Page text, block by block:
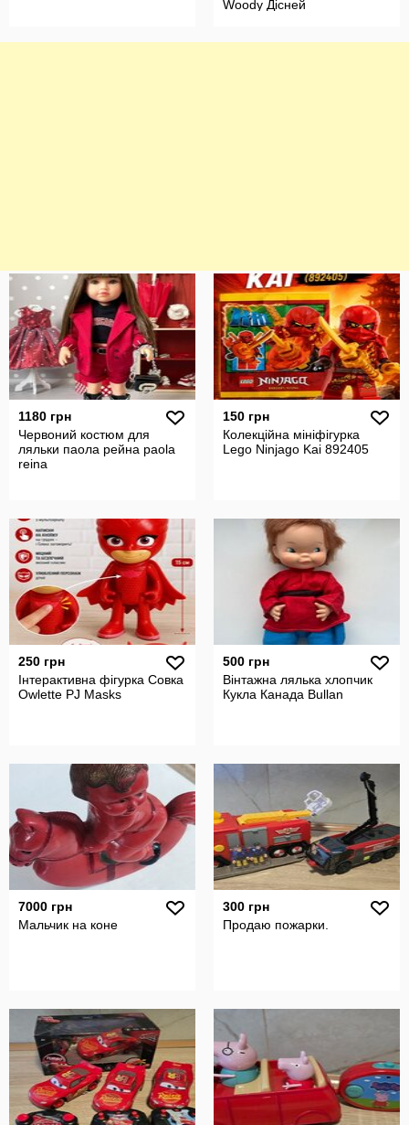
Woody Дісней
1180 грн
Червоний костюм для
ляльки паола рейна paola
reina
150 грн
Колекційна мініфігурка
Lego Ninjago Kai 892405
250 грн
Інтерактивна фігурка Совка
Owlette PJ Masks
500 грн
Вінтажна лялька хлопчик
Кукла Канада Bullan
7000 грн
Мальчик на коне
300 грн
Продаю пожарки.